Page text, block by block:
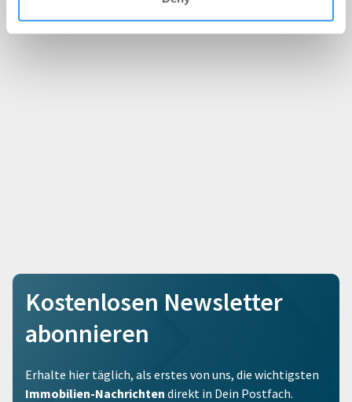
Kostenlosen Newsletter
abonnieren
Erhalte hier täglich, als erstes von uns, die wichtigsten
Immobilien-Nachrichten direkt in Dein Postfach.